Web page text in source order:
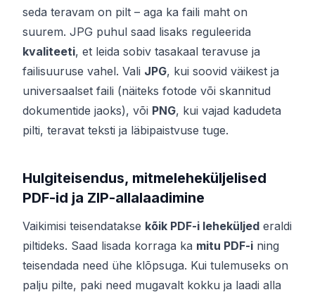
seda teravam on pilt – aga ka faili maht on
suurem. JPG puhul saad lisaks reguleerida
kvaliteeti, et leida sobiv tasakaal teravuse ja
failisuuruse vahel. Vali JPG, kui soovid väikest ja
universaalset faili (näiteks fotode või skannitud
dokumentide jaoks), või PNG, kui vajad kadudeta
pilti, teravat teksti ja läbipaistvuse tuge.
Hulgiteisendus, mitmeleheküljelised
PDF-id ja ZIP-allalaadimine
Vaikimisi teisendatakse kõik PDF-i leheküljed eraldi
piltideks. Saad lisada korraga ka mitu PDF-i ning
teisendada need ühe klõpsuga. Kui tulemuseks on
palju pilte, paki need mugavalt kokku ja laadi alla